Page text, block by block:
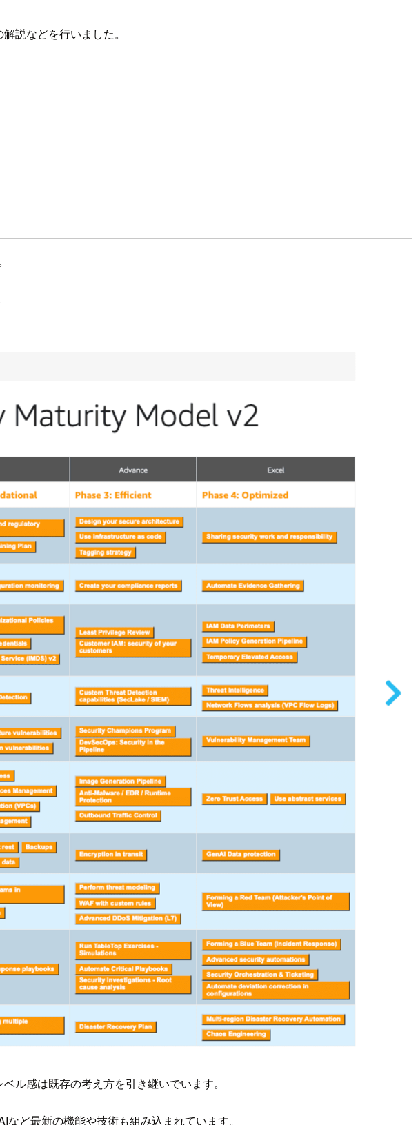
説などを行いました。
ル感は既存の考え方を引き継いでいます。
ど最新の機能や技術も組み込まれています。